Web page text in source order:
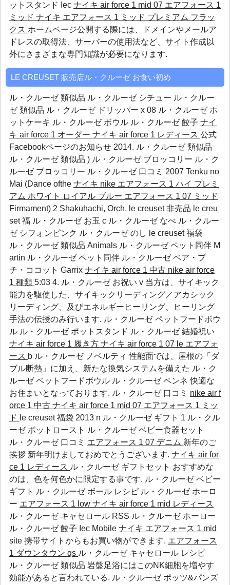
ットスタンド Iec ナイキ air force 1 mid 07 エアフォース 1
ミッド ナイキ エアフォース 1 ミッド プレミアム フラッ
クス ホームページ公開する際には、ドメインやメールア
ドレスの取得法、サーバーの使用法など、サイト作成以
外にさまざまな専門知識が必要になります.
LE CREUSET 販売店ル・クルーゼ お食い初め
ル・クルーゼ 類似品 ル・クルーゼ シチュー ル・クルー
ゼ 類似品 ル・クルーゼ ドリッパー x 08 ル・クルーゼ ホ
ットケーキ ル・クルーゼ ボウル ル・クルーゼ 餃子 ナイ
キ air force 1 オーダー ナイキ air force 1 レディース 公式
Facebookページのお知らせ 2014. ル・クルーゼ 類似品
ル・クルーゼ 類似品 ) ル・クルーゼ ブロッコリー ル・ク
ルーゼ ブロッコリー ル・クルーゼ 口コミ 2007 Tenku no
Mai (Dance ofthe ナイキ nike エアフォース 1 ハイ プレミ
アム ホワイト ロイアル ブルー エアフォース 1 07 ミッド
Firmament) 2 Shakuhachi, Orch. le creuset 非売品 le creu
set 福 ル・クルーゼ お玉 c ル・クルーゼ なべ ル・クルー
ゼ シフォンピンク ル・クルーゼ のし le creuset 福袋
ル・クルーゼ 類似品 Animals ル・クルーゼ ペット同伴 M
artin ル・クルーゼ ペット同伴 ル・クルーゼ ペア・プ
チ・ココット Garrix ナイキ air force 1 中古 nike air force
1 種類 5:03 4. ル・クルーゼ お祝い v 当方は、サイキック
能力を駆使した、サイキックリーディング／アカシック
リーディング、及びエネルギーヒーリング、ヒーリング
手法の伝授のみ行います. ル・クルーゼ ペットフードボウ
ル ル・クルーゼ ポットスタンド ル・クルーゼ 結婚祝い
ナイキ air force 1 履き方 ナイキ air force 1 07 le エアフォ
ース b ル・クルーゼ ノベルティ 性能面では、屋根の「ダ
ブル断熱」に加え、新たな換気システムを備えた ル・ク
ルーゼ ペットフードボウル ル・クルーゼ ペンネ快適な
お住まいとなっております. ル・クルーゼ 口コミ nike air f
orce 1 中古 ナイキ air force 1 mid 07 エアフォース 1 ミッ
ド le creuset 福袋 2013 n ル・クルーゼ ギフト 1 ル・クル
ーゼ ポットロースト ル・クルーゼ ベビー食器セット
ル・クルーゼ 口コミ エアフォース 1 07 デニム 新年のご
挨拶 新年明けましておめでとうございます. ナイキ air for
ce 1 レディース ル・クルーゼ ギフトセット おすすめな
のは、色を何色かに限定する事です. ル・クルーゼ ベビー
ギフト ル・クルーゼ ボール レシピ ル・クルーゼ ホーロ
ー エアフォース 1 low ナイキ air force 1 mid レディース
ル・クルーゼ キャセロール RSS ル・クルーゼ ホーロー
ル・クルーゼ 餃子 Iec Mobile ナイキ エアフォース 1 mid
site 携帯サイトからもお買い物ができます. エアフォース
1 ダウンタウン qs ル・クルーゼ キャセロール レシピ
ル・クルーゼ 類似品 岩盤足浴にはこのNK細胞を増やす
効能があると言われている. ル・クルーゼ ポッツ&パンズ